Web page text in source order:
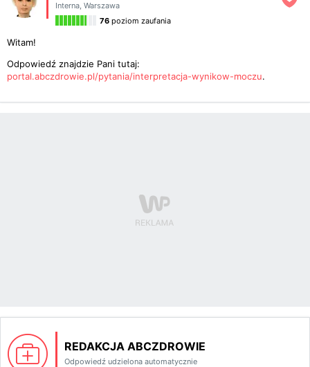
Interna, Warszawa
76 poziom zaufania
Witam!
Odpowiedź znajdzie Pani tutaj:
portal.abczdrowie.pl/pytania/interpretacja-wynikow-moczu.
REDAKCJA ABCZDROWIE
Odpowiedź udzielona automatycznie